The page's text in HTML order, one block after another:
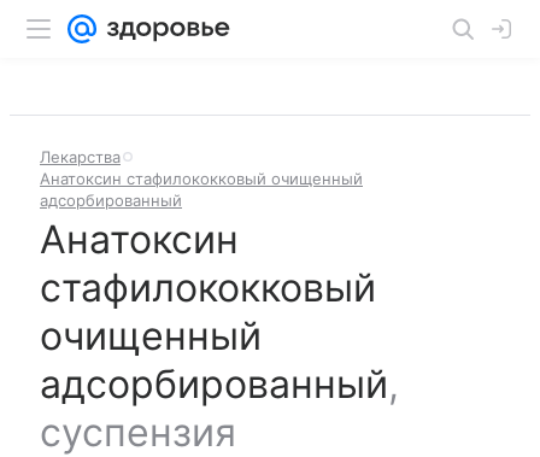
Лекарства
Анатоксин стафилококковый очищенный
адсорбированный
Анатоксин
стафилококковый
очищенный
адсорбированный,
суспензия